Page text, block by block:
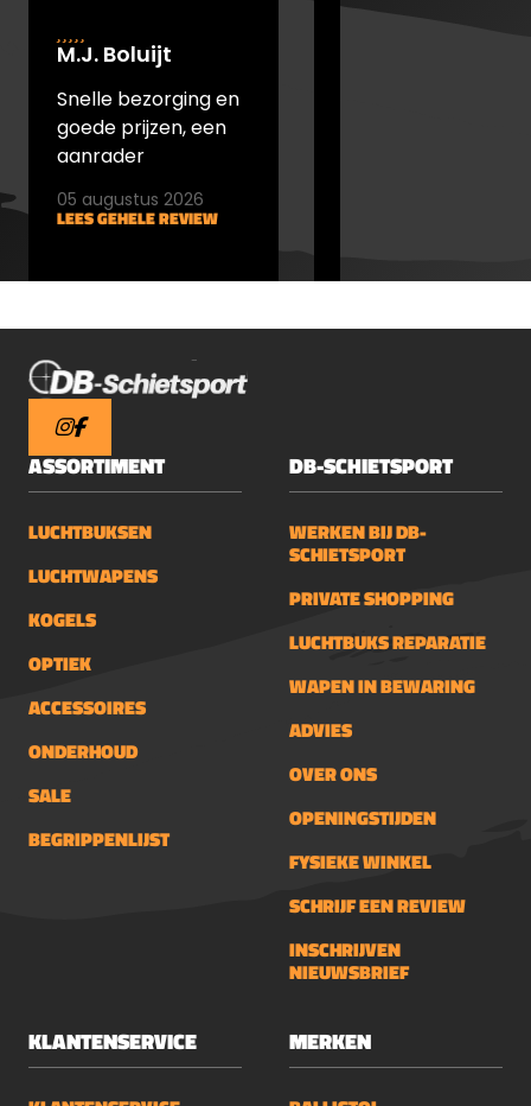
M.J. Boluijt
Snelle bezorging en
goede prijzen, een
aanrader
LEES GEHELE REVIEW
05 augustus 2026
ASSORTIMENT
LUCHTBUKSEN
LUCHTWAPENS
KOGELS
OPTIEK
ACCESSOIRES
ONDERHOUD
SALE
BEGRIPPENLIJST
DB-SCHIETSPORT
WERKEN BIJ DB-
SCHIETSPORT
PRIVATE SHOPPING
LUCHTBUKS REPARATIE
WAPEN IN BEWARING
ADVIES
OVER ONS
OPENINGSTIJDEN
FYSIEKE WINKEL
SCHRIJF EEN REVIEW
INSCHRIJVEN
NIEUWSBRIEF
KLANTENSERVICE MERKEN